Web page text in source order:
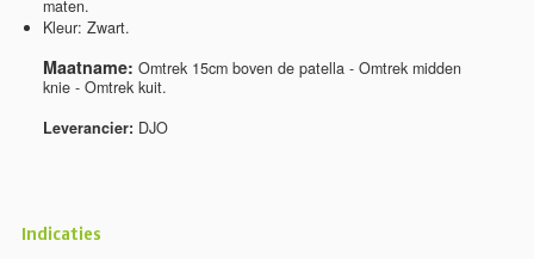
maten.
Kleur: Zwart.
Maatname: Omtrek 15cm boven de patella - Omtrek midden
knie - Omtrek kuit.
Leverancier: DJO
Indicaties